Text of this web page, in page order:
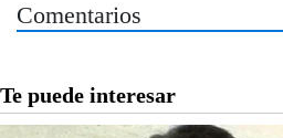
Comentarios